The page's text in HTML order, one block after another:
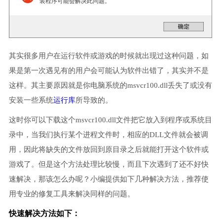
其实很多用户在运行软件或游戏的时候就出现过这种问题，如
果是第一次遇见有的用户会可能认为软件出错了，其实并不是
这样。其主要原因就是你电脑系统的msvcr100.dll丢失了或没有
安装一些系统运行库所导致的。
这时你可以下载这个msvcr100.dll文件把它放入到程序或系统目
录中，当我们执行某个进程文件时，相应的DLL文件就会被调
用，因此将缺失的文件放回到原目录之后就能打开这个软件或
游戏了。但是这个方法处理比较慢，而且下次遇到了还不好快
速解决，那该怎么办呢？小编提供如下几种解决方法，推荐使
用专业的修复工具来解决同样的问题。
快速解决方法如下：